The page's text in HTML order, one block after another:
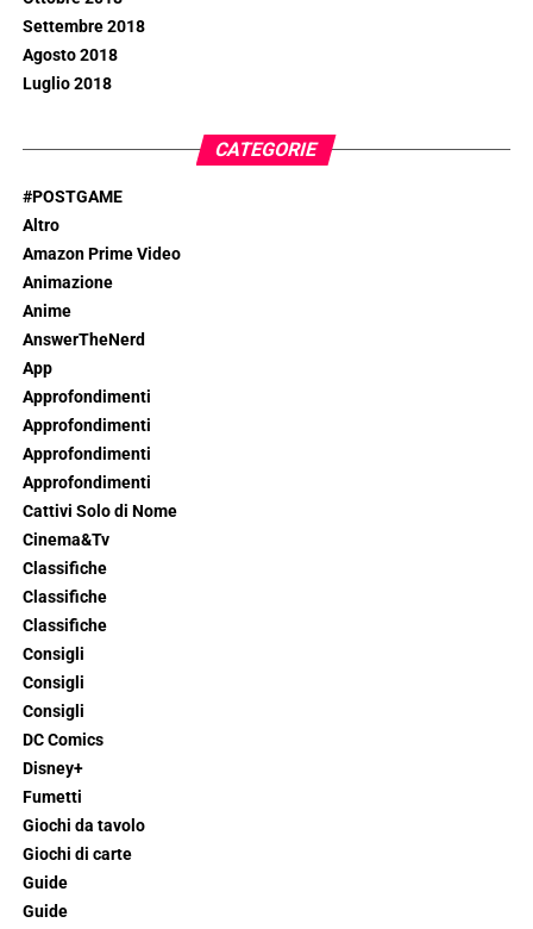
Settembre 2018
Agosto 2018
Luglio 2018
CATEGORIE
#POSTGAME
Altro
Amazon Prime Video
Animazione
Anime
AnswerTheNerd
App
Approfondimenti
Approfondimenti
Approfondimenti
Approfondimenti
Cattivi Solo di Nome
Cinema&Tv
Classifiche
Classifiche
Classifiche
Consigli
Consigli
Consigli
DC Comics
Disney+
Fumetti
Giochi da tavolo
Giochi di carte
Guide
Guide